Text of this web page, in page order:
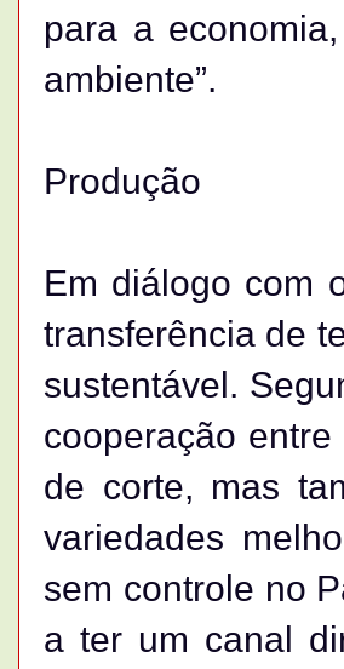
para a
ambiente”.
Produção
Em diálogo com
transferência de
sustentável.
cooperação
de corte, mas
variedades
sem controle no
a ter um canal